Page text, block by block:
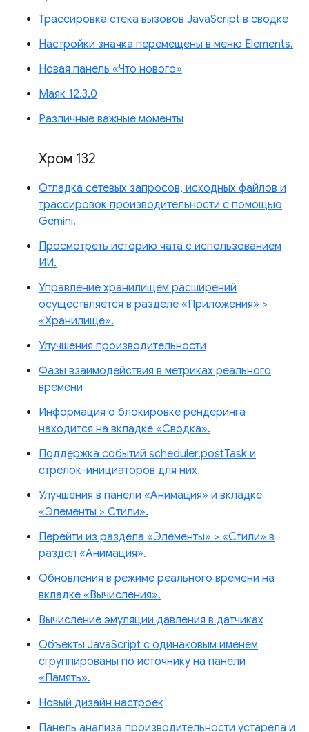
Трассировка стека вызовов JavaScript в сводке
Настройки значка перемещены в меню Elements.
Новая панель «Что нового»
Маяк 12.3.0
Различные важные моменты
Хром 132
Отладка сетевых запросов, исходных файлов и
трассировок производительности с помощью
Gemini.
Просмотреть историю чата с использованием
ИИ.
Управление хранилищем расширений
осуществляется в разделе «Приложения» >
«Хранилище».
Улучшения производительности
Фазы взаимодействия в метриках реального
времени
Информация о блокировке рендеринга
находится на вкладке «Сводка».
Поддержка событий scheduler.postTask и
стрелок-инициаторов для них.
Улучшения в панели «Анимация» и вкладке
«Элементы > Стили».
Перейти из раздела «Элементы» > «Стили» в
раздел «Анимация».
Обновления в режиме реального времени на
вкладке «Вычисления».
Вычисление эмуляции давления в датчиках
Объекты JavaScript с одинаковым именем
сгруппированы по источнику на панели
«Память».
Новый дизайн настроек
Панель анализа производительности устарела и